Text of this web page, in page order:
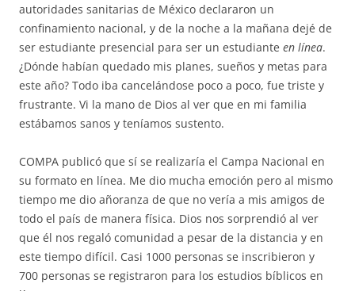
autoridades sanitarias de México declararon un
confinamiento nacional, y de la noche a la mañana dejé de
ser estudiante presencial para ser un estudiante en línea.
¿Dónde habían quedado mis planes, sueños y metas para
este año? Todo iba cancelándose poco a poco, fue triste y
frustrante. Vi la mano de Dios al ver que en mi familia
estábamos sanos y teníamos sustento.
COMPA publicó que sí se realizaría el Campa Nacional en
su formato en línea. Me dio mucha emoción pero al mismo
tiempo me dio añoranza de que no vería a mis amigos de
todo el país de manera física. Dios nos sorprendió al ver
que él nos regaló comunidad a pesar de la distancia y en
este tiempo difícil. Casi 1000 personas se inscribieron y
700 personas se registraron para los estudios bíblicos en